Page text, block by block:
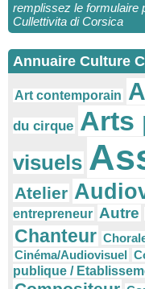
remplissez le formulaire
Cullettivita di Corsica
Annuaire Culture
Art contemporain
du cirque Arts
visuels
Atelier
entrepreneur Autre
Chanteur
Cinéma/Audiovisuel
publique /